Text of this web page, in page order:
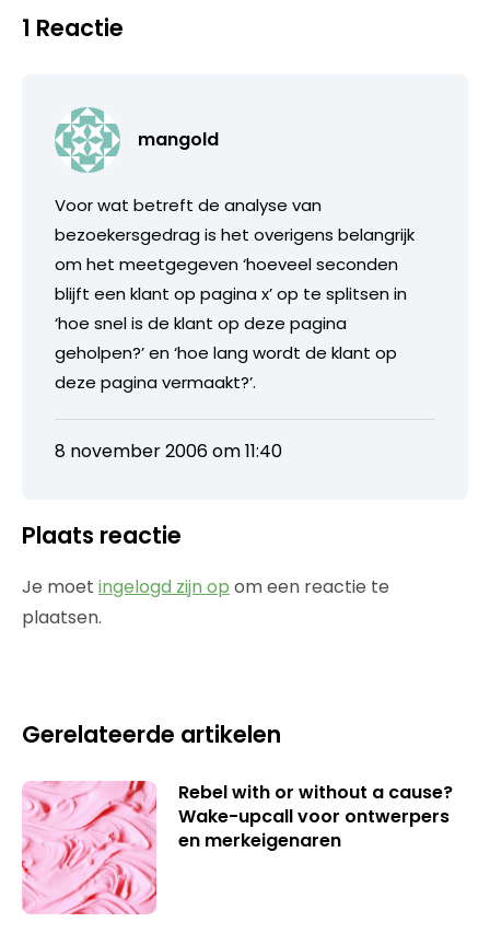
1 Reactie
mangold
Voor wat betreft de analyse van
bezoekersgedrag is het overigens belangrijk
om het meetgegeven ‘hoeveel seconden
blijft een klant op pagina x’ op te splitsen in
‘hoe snel is de klant op deze pagina
geholpen?’ en ‘hoe lang wordt de klant op
deze pagina vermaakt?’.
8 november 2006 om 11:40
Plaats reactie
Je moet ingelogd zijn op om een reactie te
plaatsen.
Gerelateerde artikelen
Rebel with or without a cause?
Wake-upcall voor ontwerpers
en merkeigenaren